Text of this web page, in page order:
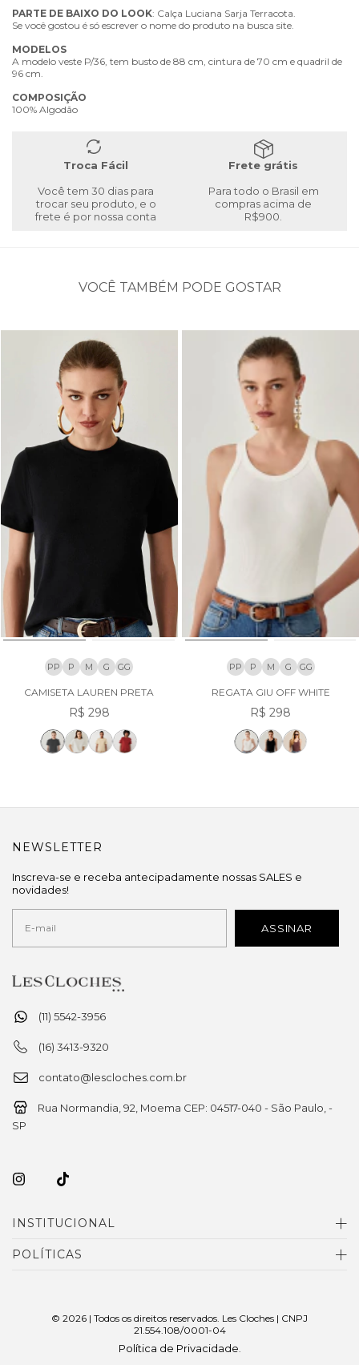
PARTE DE BAIXO DO LOOK: Calça Luciana Sarja Terracota.
Se você gostou é só escrever o nome do produto na busca site.
MODELOS
A modelo veste P/36, tem busto de 88 cm, cintura de 70 cm e quadril de
96 cm.
COMPOSIÇÃO
100% Algodão
Troca Fácil
Você tem 30 dias para
trocar seu produto, e o
frete é por nossa conta
Frete grátis
Para todo o Brasil em
compras acima de
R$900.
VOCÊ TAMBÉM PODE GOSTAR
PP P M G GG
CAMISETA LAUREN PRETA
R$ 298
PP P M G GG
REGATA GIU OFF WHITE
R$ 298
(11) 5542-3956
(16) 3413-9320
contato@lescloches.com.br
Rua Normandia, 92, Moema CEP: 04517-040 - São Paulo, -
SP
INSTITUCIONAL
POLÍTICAS
NEWSLETTER
Inscreva-se e receba antecipadamente nossas SALES e
novidades!
© 2026 | Todos os direitos reservados. Les Cloches | CNPJ
21.554.108/0001-04
Política de Privacidade